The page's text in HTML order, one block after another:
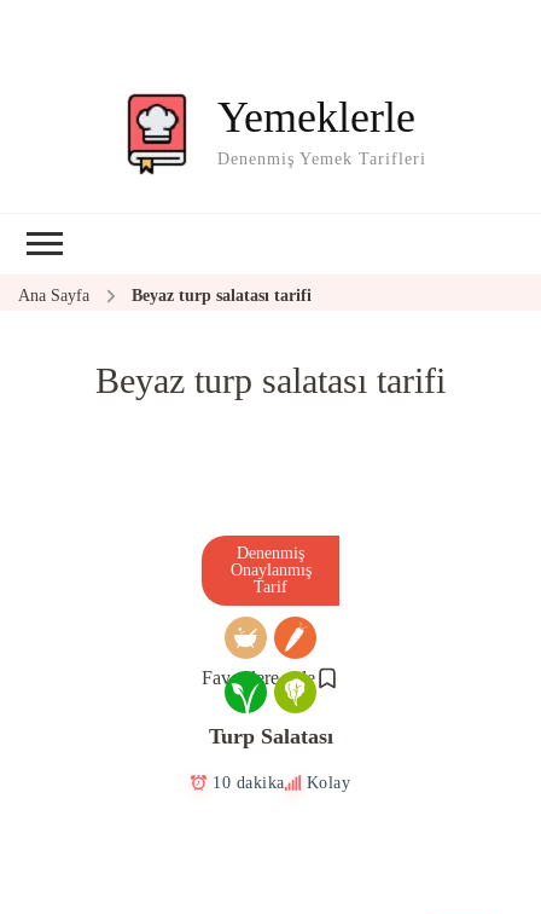
Yemeklerle
Denenmiş Yemek Tarifleri
Ana Sayfa Beyaz turp salatası tarifi
Beyaz turp salatası tarifi
Favorilere ekle
Denenmiş
Onaylanmış
Tarif
Turp Salatası
10 dakika Kolay